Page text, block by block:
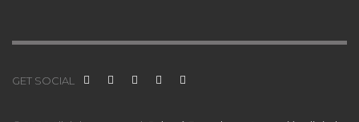
GET SOCIAL